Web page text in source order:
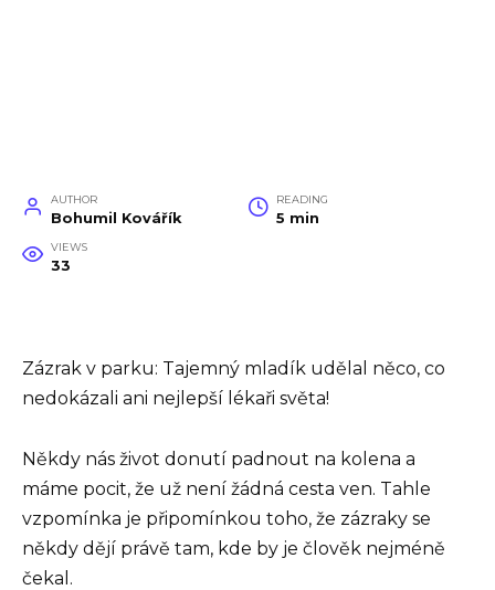
AUTHOR
Bohumil Kovářík
READING
5 min
VIEWS
33
Zázrak v parku: Tajemný mladík udělal něco, co
nedokázali ani nejlepší lékaři světa!
Někdy nás život donutí padnout na kolena a
máme pocit, že už není žádná cesta ven. Tahle
vzpomínka je připomínkou toho, že zázraky se
někdy dějí právě tam, kde by je člověk nejméně
čekal.